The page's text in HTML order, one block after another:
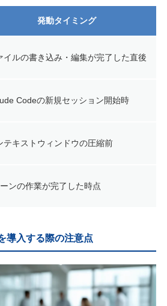
発動タイミング
イルの書き込み・編集が完了した直後
Codeの新規セッション開始時
テキストウィンドウの圧縮前
ンの作業が完了した時点
導入する際の注意点